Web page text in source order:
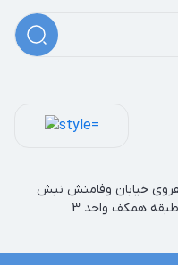
هروی خیابان وفامنش نبش
طبقه همکف واحد 3